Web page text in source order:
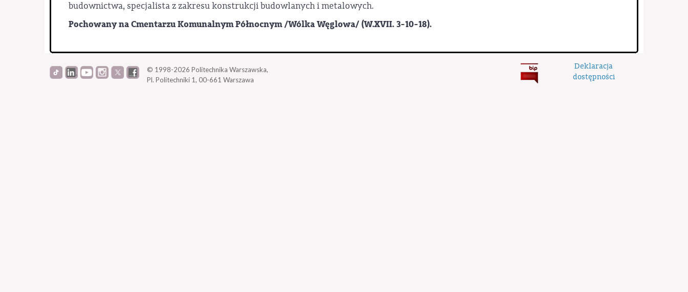
budownictwa, specjalista z zakresu konstrukcji budowlanych i metalowych.
Pochowany na Cmentarzu Komunalnym Północnym /Wólka Węglowa/ (W.XVII. 3-10-18).
© 1998-2026 Politechnika Warszawska,
Pl. Politechniki 1, 00-661 Warszawa
Deklaracja
dostępności